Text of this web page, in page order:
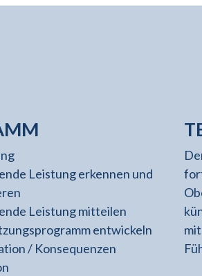
Leistung erkennen und
Leistung mitteilen
entwickeln
/ Konsequenzen